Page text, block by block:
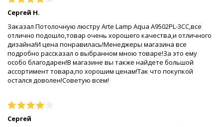
Сергей Н.
Заказал Потолочную люстру Arte Lamp Aqua A9502PL-3CC,все
отлично подошло,товар очень хорошего качества,и отличного
дизайна!И цена понравилась!Менеджеры магазина все
подробно рассказал о выбранном мною товаре!За это ему
особо благодарен!В магазине вы также найдете большой
ассортимент товара,по хорошим ценам!Так что покупкой
остался доволен!Советую всем!
Сергей